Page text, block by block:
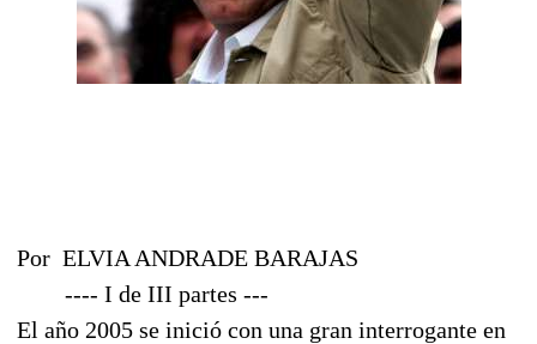
Por ELVIA ANDRADE BARAJAS
---- I de III partes ---
El año 2005 se inició con una gran interrogante en